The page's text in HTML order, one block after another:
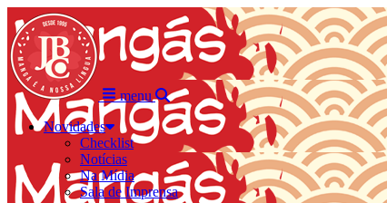
menu
Novidades
Checklist
Notícias
Na Mídia
Sala de Imprensa